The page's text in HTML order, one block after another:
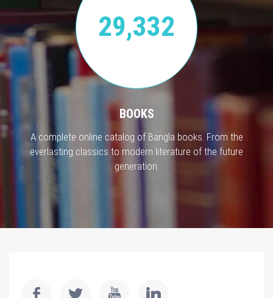
29,332
BOOKS
A complete online catalog of Bangla books. From the
everlasting classics to modern literature of the future
generation.